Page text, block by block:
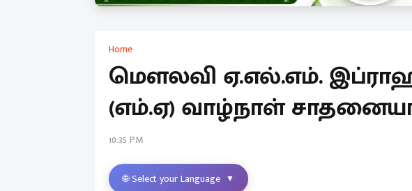
Home
மௌலவி ஏ.எல்.எம்.
(எம்.ஏ) வாழ்நாள்
10:35 PM
🌐 Select your Language ▼